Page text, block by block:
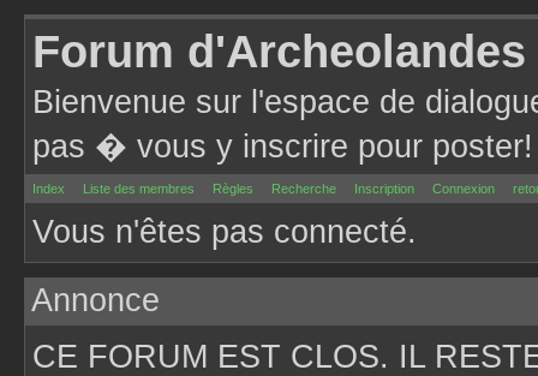
Forum d'Archeolandes
Bienvenue sur l'espace de
pas � vous y inscrire pour poster!
Index Liste des membres Règles Recherche Inscription Connexion
Vous n'êtes pas connecté.
Annonce
CE FORUM EST CLOS. IL